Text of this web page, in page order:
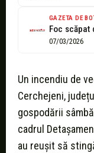
GAZETA DE
07/03/2026
Un incendiu de
Cerchejeni,
gospodării
cadrul
au reușit să